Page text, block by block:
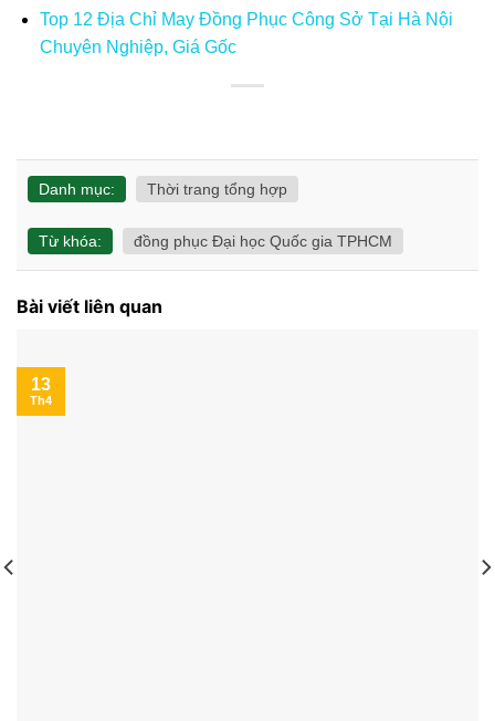
Top 12 Địa Chỉ May Đồng Phục Công Sở Tại Hà Nội
Chuyên Nghiệp, Giá Gốc
Danh mục: Thời trang tổng hợp
Từ khóa: đồng phục Đại học Quốc gia TPHCM
Bài viết liên quan
13
Th4